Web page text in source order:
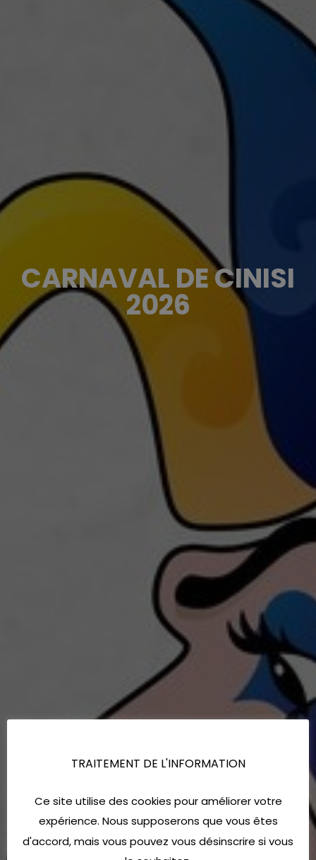
CARNAVAL DE CINISI
2026
TRAITEMENT DE L'INFORMATION
Ce site utilise des cookies pour améliorer votre
expérience. Nous supposerons que vous êtes
d'accord, mais vous pouvez vous désinscrire si vous